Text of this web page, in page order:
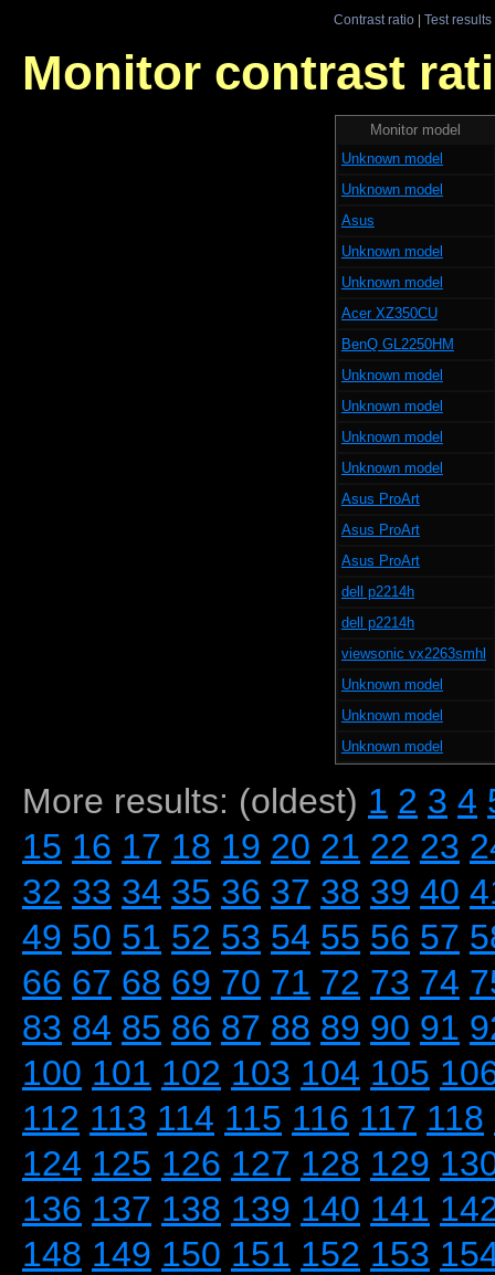
Contrast ratio| Test results
Monitor contrast
Monitor model
Unknown model
Unknown model
Asus
Unknown model
Unknown model
Acer XZ350CU
BenQ GL2250HM
Unknown model
Unknown model
Unknown model
Unknown model
Asus ProArt
Asus ProArt
Asus ProArt
dell p2214h
dell p2214h
viewsonic vx2263smhl
Unknown model
Unknown model
Unknown model
More results: (oldest) 1 2 3 4
15 16 17 18 19 20 21 22 23
32 33 34 35 36 37 38 39 40
49 50 51 52 53 54 55 56 57
66 67 68 69 70 71 72 73 74
83 84 85 86 87 88 89 90 91
100 101 102 103 104 105
112 113 114 115 116 117 118
124 125 126 127 128 129
136 137 138 139 140 141
148 149 150 151 152 153